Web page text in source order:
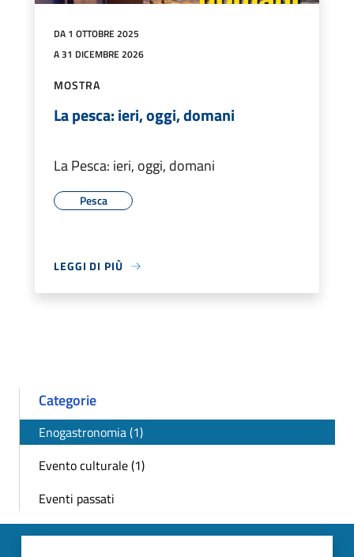
DA 1 OTTOBRE 2025
A 31 DICEMBRE 2026
MOSTRA
La pesca: ieri, oggi, domani
La Pesca: ieri, oggi, domani
Pesca
LEGGI DI PIÙ
Categorie
Enogastronomia (1)
Evento culturale (1)
Eventi passati